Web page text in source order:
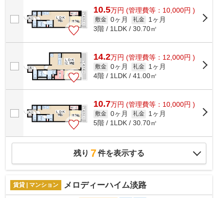
10.5万円 (管理費等：10,000円 )
敷金 0ヶ月 礼金
1ヶ月
3階 / 1LDK / 30.70㎡
14.2万円 (管理費等：12,000円 )
敷金 0ヶ月 礼金
1ヶ月
4階 / 1LDK / 41.00㎡
10.7万円 (管理費等：10,000円 )
敷金 0ヶ月 礼金
1ヶ月
5階 / 1LDK / 30.70㎡
残り 7件を表示する
賃貸 | マンション メロディーハイム淡路